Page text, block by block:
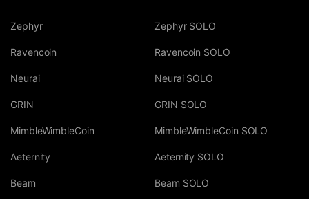
Zephyr
Ravencoin
Neurai
GRIN
MimbleWimbleCoin
Aeternity
Beam
Zephyr SOLO
Ravencoin SOLO
Neurai SOLO
GRIN SOLO
MimbleWimbleCoin SOLO
Aeternity SOLO
Beam SOLO